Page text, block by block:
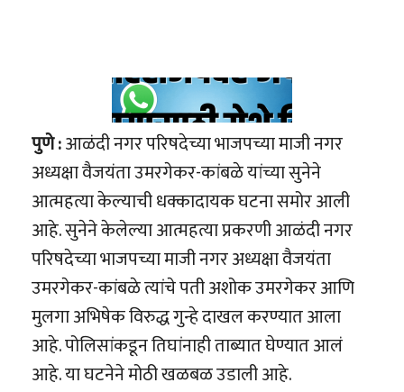
पुणे :आळंदी नगर परिषदेच्या भाजपच्या माजी नगर
अध्यक्षा वैजयंता उमरगेकर-कांबळे यांच्या सुनेने
आत्महत्या केल्याची धक्कादायक घटना समोर आली
आहे. सुनेने केलेल्या आत्महत्या प्रकरणी आळंदी नगर
परिषदेच्या भाजपच्या माजी नगर अध्यक्षा वैजयंता
उमरगेकर-कांबळे त्यांचे पती अशोक उमरगेकर आणि
मुलगा अभिषेक विरुद्ध गुन्हे दाखल करण्यात आला
आहे. पोलिसांकडून तिघांनाही ताब्यात घेण्यात आलं
आहे. या घटनेने मोठी खळबळ उडाली आहे.